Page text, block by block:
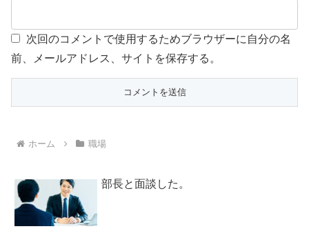
次回のコメントで使用するためブラウザーに自分の名
前、メールアドレス、サイトを保存する。
ホーム 職場
部長と面談した。